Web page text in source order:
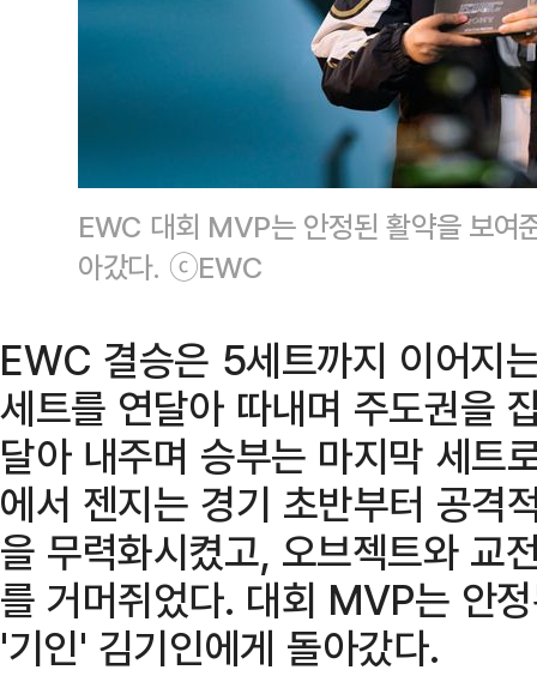
EWC 대회 MVP는 안정된 활약을 보여
아갔다. ⓒEWC
EWC 결승은 5세트까지 이어지
세트를 연달아 따내며 주도권을
달아 내주며 승부는 마지막 세트
에서 젠지는 경기 초반부터 공격
을 무력화시켰고, 오브젝트와 교
를 거머쥐었다. 대회 MVP는 안
'기인' 김기인에게 돌아갔다.